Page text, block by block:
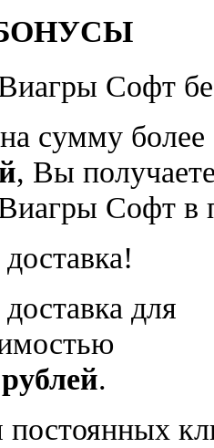
Софт
сумму более
, Вы
Софт в
для
.